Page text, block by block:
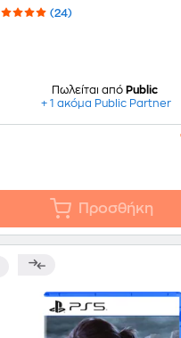
(24)
Πωλείται από Public
+ 1 ακόμα Public Partner
Προσθήκη